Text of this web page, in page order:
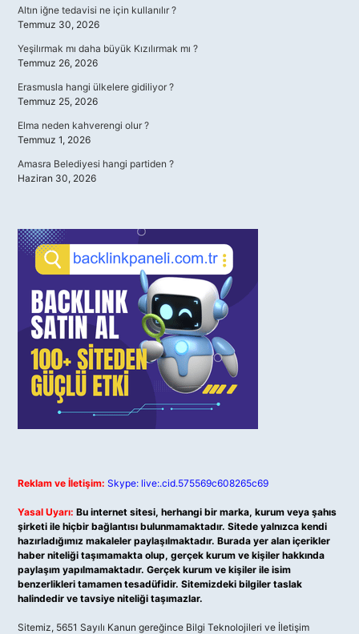
Altın iğne tedavisi ne için kullanılır ?
Temmuz 30, 2026
Yeşilırmak mı daha büyük Kızılırmak mı ?
Temmuz 26, 2026
Erasmusla hangi ülkelere gidiliyor ?
Temmuz 25, 2026
Elma neden kahverengi olur ?
Temmuz 1, 2026
Amasra Belediyesi hangi partiden ?
Haziran 30, 2026
Reklam ve İletişim: Skype: live:.cid.575569c608265c69
Yasal Uyarı: Bu internet sitesi, herhangi bir marka, kurum veya şahıs
şirketi ile hiçbir bağlantısı bulunmamaktadır. Sitede yalnızca kendi
hazırladığımız makaleler paylaşılmaktadır. Burada yer alan içerikler
haber niteliği taşımamakta olup, gerçek kurum ve kişiler hakkında
paylaşım yapılmamaktadır. Gerçek kurum ve kişiler ile isim
benzerlikleri tamamen tesadüfidir. Sitemizdeki bilgiler taslak
halindedir ve tavsiye niteliği taşımazlar.
Sitemiz, 5651 Sayılı Kanun gereğince Bilgi Teknolojileri ve İletişim